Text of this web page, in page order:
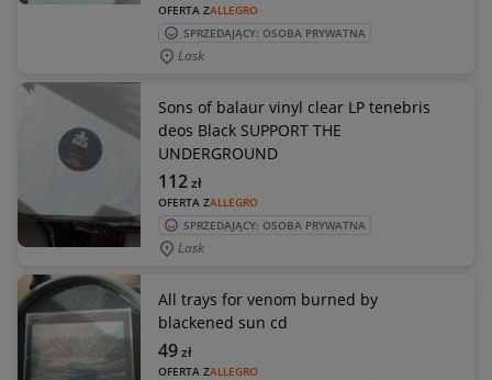
OFERTA ZALLEGRO
SPRZEDAJĄCY: OSOBA PRYWATNA
Lask
Sons of balaur vinyl clear LP tenebris
deos Black SUPPORT THE
UNDERGROUND
OFERTA ZALLEGRO
112zł
SPRZEDAJĄCY: OSOBA PRYWATNA
Lask
All trays for venom burned by
blackened sun cd
OFERTA ZALLEGRO
49zł